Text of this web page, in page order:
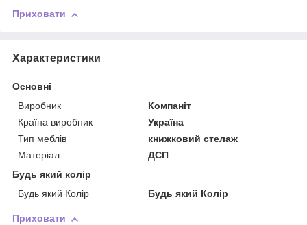
Приховати
Характеристики
Основні
Виробник
Компаніт
Країна виробник
Україна
Тип меблів
книжковий стелаж
Матеріал
ДСП
Будь який колір
Будь який Колір
Будь який Колір
Приховати